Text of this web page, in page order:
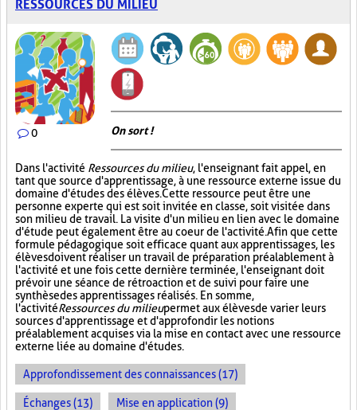
RESSOURCES DU MILIEU
0 On sort !
Dans l'activité Ressources du milieu, l'enseignant fait appel, en
tant que source d'apprentissage, à une ressource externe issue du
domaine d'études des élèves. Cette ressource peut être une
personne experte qui est soit invitée en classe, soit visitée dans
son milieu de travail. La visite d'un milieu en lien avec le domaine
d'étude peut également être au coeur de l'activité. Afin que cette
formule pédagogique soit efficace quant aux apprentissages, les
élèves doivent réaliser un travail de préparation préalablement à
l'activité et une fois cette dernière terminée, l'enseignant doit
prévoir une séance de rétroaction et de suivi pour faire une
synthèse des apprentissages réalisés. En somme,
l'activitéRessources du milieupermet aux élèves de varier leurs
sources d'apprentissage et d'approfondir les notions
préalablement acquises via la mise en contact avec une ressource
externe liée au domaine d'études.
Approfondissement des connaissances (17)
Échanges (13) Mise en application (9)